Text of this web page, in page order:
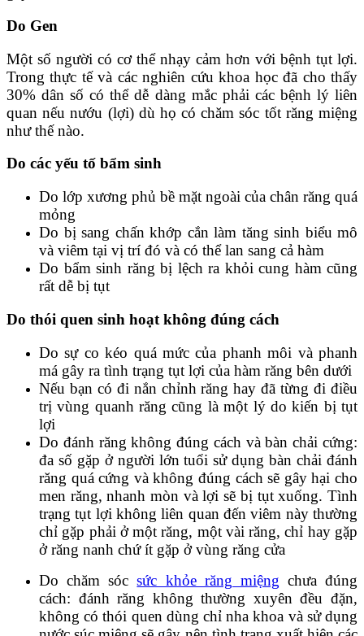
Do Gen
Một số người có cơ thể nhạy cảm hơn với bệnh tụt lợi.
Trong thực tế và các nghiên cứu khoa học đã cho thấy
30% dân số có thể dễ dàng mắc phải các bệnh lý liên
quan nếu nướu (lợi) dù họ có chăm sóc tốt răng miệng
như thế nào.
Do các yếu tố bẩm sinh
Do lớp xương phủ bề mặt ngoài của chân răng quá
mỏng
Do bị sang chấn khớp cắn làm tăng sinh biểu mô
và viêm tại vị trí đó và có thể lan sang cả hàm
Do bẩm sinh răng bị lệch ra khỏi cung hàm cũng
rất dễ bị tụt
Do thói quen sinh hoạt không đúng cách
Do sự co kéo quá mức của phanh môi và phanh
má gây ra tình trạng tụt lợi của hàm răng bên dưới
Nếu bạn có đi nắn chỉnh răng hay đã từng đi điều
trị vùng quanh răng cũng là một lý do kiến bị tụt
lợi
Do đánh răng không đúng cách và bàn chải cứng:
đa số gặp ở người lớn tuổi sử dụng bàn chải đánh
răng quá cứng và không đúng cách sẽ gây hại cho
men răng, nhanh mòn và lợi sẽ bị tụt xuống. Tình
trạng tụt lợi không liên quan đến viêm này thường
chỉ gặp phải ở một răng, một vài răng, chỉ hay gặp
ở răng nanh chứ ít gặp ở vùng răng cửa
Do chăm sócsức khỏe răng miệng chưa đúng
cách: đánh răng không thường xuyên đều đặn,
không có thói quen dùng chỉ nha khoa và sử dụng